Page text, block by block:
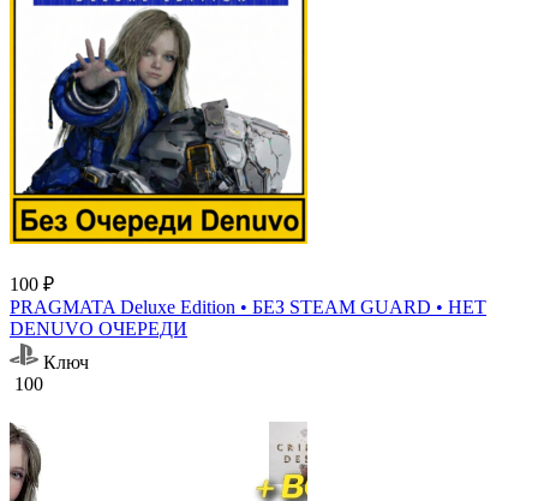
100 ₽
PRAGMATA Deluxe Edition • БЕЗ STEAM GUARD • НЕТ
DENUVO ОЧЕРЕДИ
Ключ
100